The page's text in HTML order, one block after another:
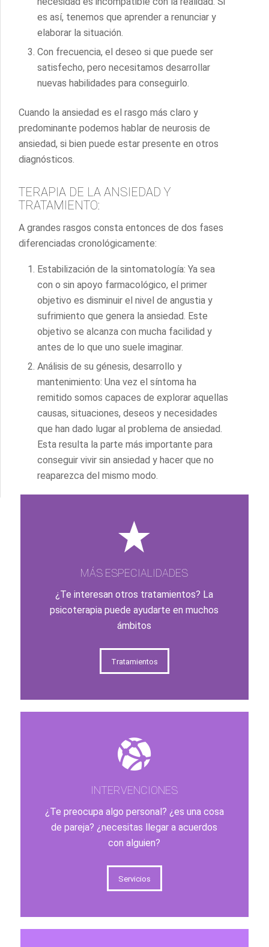
es así, tenemos que aprender a renunciar y
elaborar la situación.
Con frecuencia, el deseo si que puede ser
satisfecho, pero necesitamos desarrollar
nuevas habilidades para conseguirlo.
Cuando la ansiedad es el rasgo más claro y
predominante podemos hablar de neurosis de
ansiedad, si bien puede estar presente en otros
diagnósticos.
TERAPIA DE LA ANSIEDAD Y
TRATAMIENTO:
A grandes rasgos consta entonces de dos fases
diferenciadas cronológicamente:
Estabilización de la sintomatología: Ya sea
con o sin apoyo farmacológico, el primer
objetivo es disminuir el nivel de angustia y
sufrimiento que genera la ansiedad. Este
objetivo se alcanza con mucha facilidad y
antes de lo que uno suele imaginar.
Análisis de su génesis, desarrollo y
mantenimiento: Una vez el síntoma ha
remitido somos capaces de explorar aquellas
causas, situaciones, deseos y necesidades
que han dado lugar al problema de ansiedad.
Esta resulta la parte más importante para
conseguir vivir sin ansiedad y hacer que no
reaparezca del mismo modo.
MÁS ESPECIALIDADES
¿Te interesan otros tratamientos? La
psicoterapia puede ayudarte en muchos
ámbitos
Tratamientos
INTERVENCIONES
¿Te preocupa algo personal? ¿es una cosa
de pareja? ¿necesitas llegar a acuerdos
con alguien?
Servicios